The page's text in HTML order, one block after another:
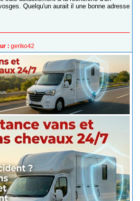
Quelqu'un aurait il une bonne adresse
: geriko42